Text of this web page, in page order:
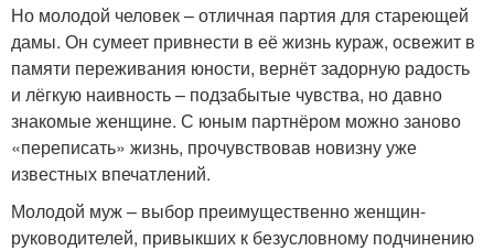
Но молодой человек – отличная партия для стареющей
дамы. Он сумеет привнести в её жизнь кураж, освежит в
памяти переживания юности, вернёт задорную радость
и лёгкую наивность – подзабытые чувства, но давно
знакомые женщине. С юным партнёром можно заново
«переписать» жизнь, прочувствовав новизну уже
известных впечатлений.
Молодой муж – выбор преимущественно женщин-
руководителей, привыкших к безусловному подчинению